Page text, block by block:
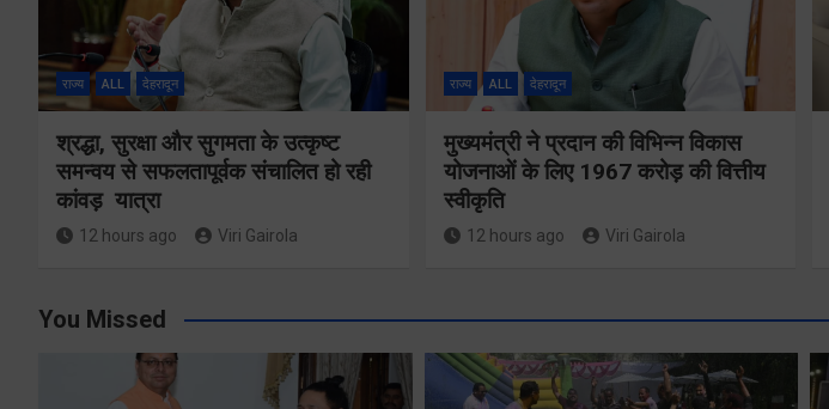
राज्य ALL देहरादून
श्रद्धा, सुरक्षा और सुगमता के उत्कृष्ट
समन्वय से सफलतापूर्वक संचालित हो रही
कांवड़ यात्रा
12 hours ago Viri Gairola
राज्य ALL देहरादून
मुख्यमंत्री ने प्रदान की विभिन्न विकास
योजनाओं के लिए 1967 करोड़ की वित्तीय
स्वीकृति
12 hours ago Viri Gairola
You Missed